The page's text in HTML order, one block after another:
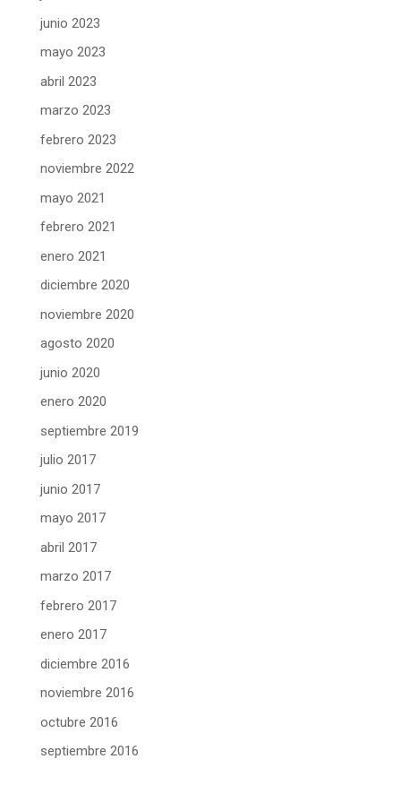
junio 2023
mayo 2023
abril 2023
marzo 2023
febrero 2023
noviembre 2022
mayo 2021
febrero 2021
enero 2021
diciembre 2020
noviembre 2020
agosto 2020
junio 2020
enero 2020
septiembre 2019
julio 2017
junio 2017
mayo 2017
abril 2017
marzo 2017
febrero 2017
enero 2017
diciembre 2016
noviembre 2016
octubre 2016
septiembre 2016